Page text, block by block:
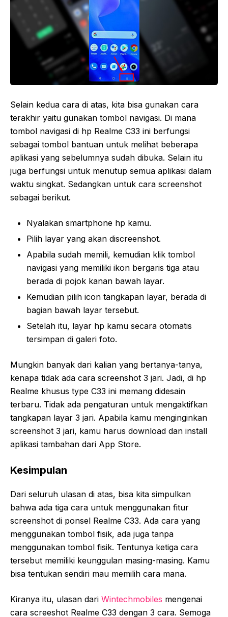
Selain kedua cara di atas, kita bisa gunakan cara
terakhir yaitu gunakan tombol navigasi. Di mana
tombol navigasi di hp Realme C33 ini berfungsi
sebagai tombol bantuan untuk melihat beberapa
aplikasi yang sebelumnya sudah dibuka. Selain itu
juga berfungsi untuk menutup semua aplikasi dalam
waktu singkat. Sedangkan untuk cara screenshot
sebagai berikut.
Nyalakan smartphone hp kamu.
Pilih layar yang akan discreenshot.
Apabila sudah memili, kemudian klik tombol
navigasi yang memiliki ikon bergaris tiga atau
berada di pojok kanan bawah layar.
Kemudian pilih icon tangkapan layar, berada di
bagian bawah layar tersebut.
Setelah itu, layar hp kamu secara otomatis
tersimpan di galeri foto.
Mungkin banyak dari kalian yang bertanya-tanya,
kenapa tidak ada cara screenshot 3 jari. Jadi, di hp
Realme khusus type C33 ini memang didesain
terbaru. Tidak ada pengaturan untuk mengaktifkan
tangkapan layar 3 jari. Apabila kamu menginginkan
screenshot 3 jari, kamu harus download dan install
aplikasi tambahan dari App Store.
Kesimpulan
Dari seluruh ulasan di atas, bisa kita simpulkan
bahwa ada tiga cara untuk menggunakan fitur
screenshot di ponsel Realme C33. Ada cara yang
menggunakan tombol fisik, ada juga tanpa
menggunakan tombol fisik. Tentunya ketiga cara
tersebut memiliki keunggulan masing-masing. Kamu
bisa tentukan sendiri mau memilih cara mana.
Kiranya itu, ulasan dari Wintechmobiles mengenai
cara screeshot Realme C33 dengan 3 cara. Semoga